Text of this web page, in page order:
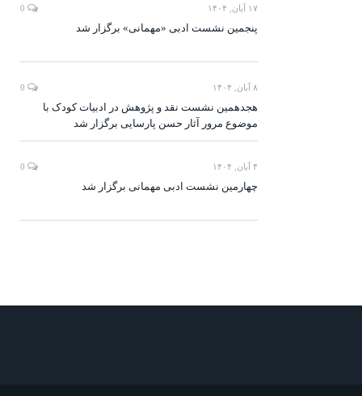
۱۷ آبان, ۱۴۰۴
پنجمین نشست ادبی «مهمانی» برگزار شد
۸ آبان, ۱۴۰۴
هجدهمین نشست نقد و پژوهش در ادبیات کودک با
موضوع مرور آثار حسن پارسایی برگزار شد
۴ آبان, ۱۴۰۴
چهارمین نشست ادبی مهمانی برگزار شد